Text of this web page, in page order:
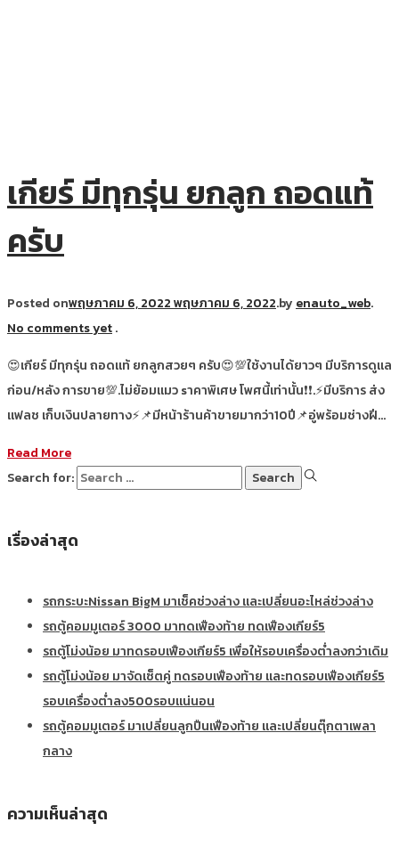
เกียร์ มีทุกรุ่น ยกลูก ถอดแท้
ครับ
Posted onพฤษภาคม 6, 2022พฤษภาคม 6, 2022.by enauto_web.
No comments yet.
😍เกียร์ มีทุกรุ่น ถอดแท้ ยกลูกสวยๆ ครับ😍💯ใช้งานได้ยาวๆ มีบริการดูแล
ก่อน/หลัง การขาย💯.ไม่ย้อมแมว sาคาพิเศษ โพศนี้เท่านั้น❗❗.⚡มีบริการ ส่ง
แฟลช เก็บเงินปลายทาง⚡📌มีหน้าร้านค้าขายมากว่า10ปี📌อู่พร้อมช่างฝี…
Read More
Search for:
เรื่องล่าสุด
รถกระบะNissan BigM มาเช็คช่วงล่าง และเปลี่ยนอะไหล่ช่วงล่าง
รถตู้คอมมูเตอร์ 3000 มาทดเฟืองท้าย ทดเฟืองเกียร์5
รถตู้โม่งน้อย มาทดรอบเฟืองเกียร์5 เพื่อให้รอบเครื่องต่ำลงกว่าเดิม
รถตู้โม่งน้อย มาจัดเซ็ตคู่ ทดรอบเฟืองท้าย และทดรอบเฟืองเกียร์5
รอบเครื่องต่ำลง500รอบแน่นอน
รถตู้คอมมูเตอร์ มาเปลี่ยนลูกปืนเฟืองท้าย และเปลี่ยนตุ๊กตาเพลา
กลาง
ความเห็นล่าสุด